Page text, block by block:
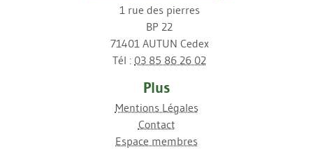
1 rue des pierres
BP 22
71401 AUTUN Cedex
Tél : 03 85 86 26 02
Plus
Mentions Légales
Contact
Espace membres